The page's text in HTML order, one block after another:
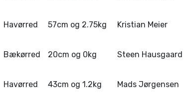
Havørred 57cm og 2.75kg Kristian Meier
Bækørred 20cm og 0kg Steen Hausgaard
Havørred 43cm og 1.2kg Mads Jørgensen